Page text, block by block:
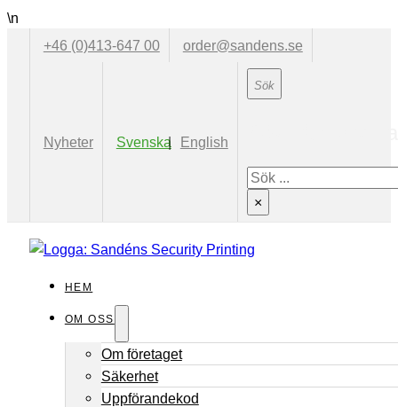
\n
+46 (0)413-647 00
order@sandens.se
Nyheter Svenska English
Sök
×
HEM
OM OSS
Om företaget
Säkerhet
Uppförandekod